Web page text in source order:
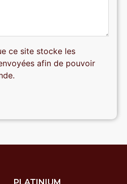
ce site stocke les
afin de pouvoir